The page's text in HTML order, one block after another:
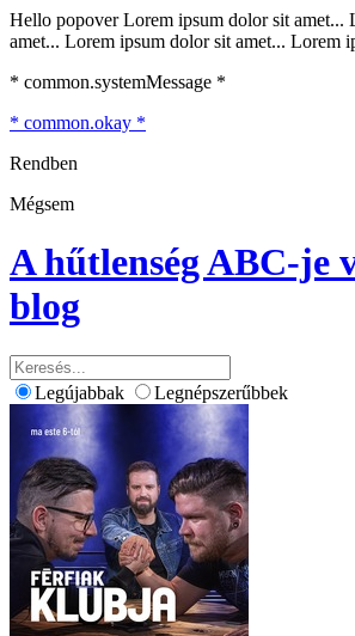
Hello popover Lorem ipsum dolor sit amet...
amet... Lorem ipsum dolor sit amet... Lorem
* common.systemMessage *
* common.okay *
Rendben
Mégsem
A hűtlenség ABC-je
blog
Legújabbak Legnépszerűbbek